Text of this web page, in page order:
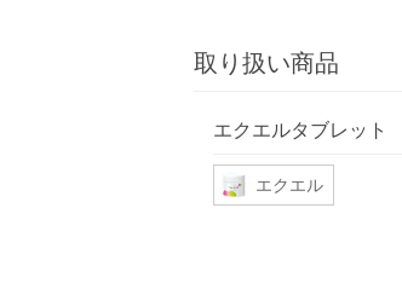
取り扱い商品
エクエルタブレット
エクエル